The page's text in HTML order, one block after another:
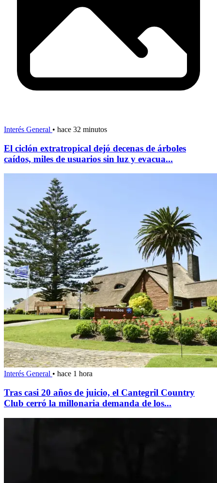
Interés General • hace 32 minutos
El ciclón extratropical dejó decenas de árboles
caídos, miles de usuarios sin luz y evacua...
Interés General • hace 1 hora
Tras casi 20 años de juicio, el Cantegril Country
Club cerró la millonaria demanda de los...